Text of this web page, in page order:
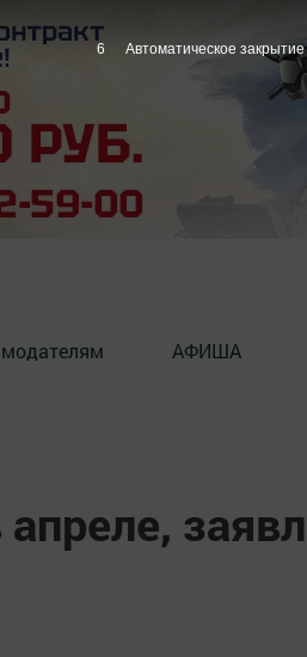
АФИША
5 Автоматическое